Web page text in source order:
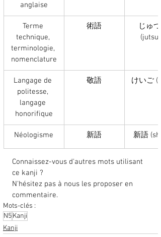
anglaise
Terme
technique,
terminologie,
nomenclature
術語
じゅつ
Langage de
politesse,
langage
honorifique
敬語 けいご
Néologisme 新語 新語
Connaissez-vous d'autres mots utilisant
ce kanji ?
N'hésitez pas à nous les proposer en
commentaire.
Mots-clés :
N5Kanji
Kanji